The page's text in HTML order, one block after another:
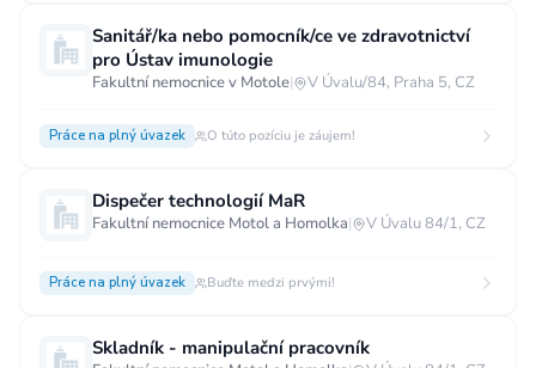
Sanitář/ka nebo pomocník/ce ve zdravotnictví
pro Ústav imunologie
Fakultní nemocnice v Motole| V Úvalu/84, Praha 5, CZ
Práce na plný úvazek O túto pozíciu je záujem!
Dispečer technologií MaR
Fakultní nemocnice Motol a Homolka| V Úvalu 84/1, CZ
Práce na plný úvazek Buďte medzi prvými!
Skladník - manipulační pracovník